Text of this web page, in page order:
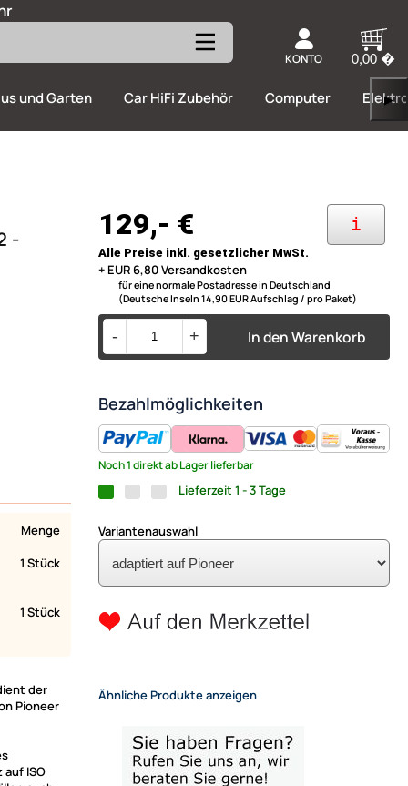
KONTO 0,00 �
und Garten Car HiFi Zubehör Computer ▶
-
Menge
1 Stück
1 Stück
der
Pioneer
ISO
i
129,- €
Alle Preise inkl. gesetzlicher MwSt.
+ EUR 6,80 Versandkosten
für eine normale Postadresse in Deutschland
(Deutsche Inseln 14,90 EUR Aufschlag / pro Paket)
In den Warenkorb
- +
Bezahlmöglichkeiten
Noch 1 direkt ab Lager lieferbar
Lieferzeit 1 - 3 Tage
Variantenauswahl
Ähnliche Produkte anzeigen